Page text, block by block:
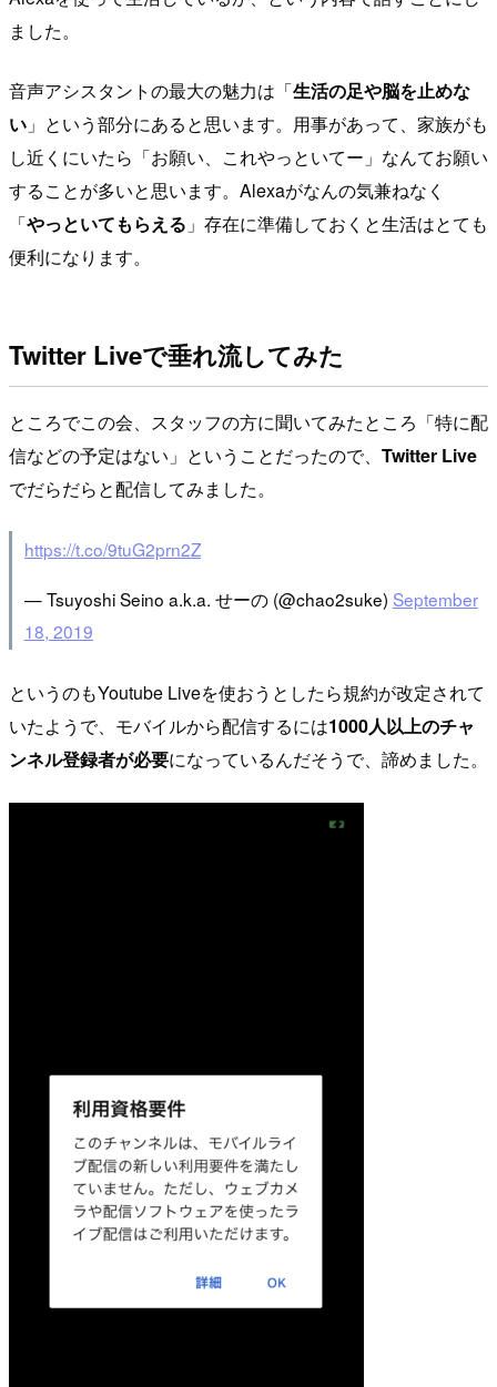
ました。
音声アシスタントの最大の魅力は「生活の足や脳を止めな
い 」という部分にあると思います。用事があって、家族がも
し近くにいたら「お願い、これやっといてー」なんてお願い
することが多いと思います。Alexaがなんの気兼ねなく
「やっといてもらえる 」存在に準備しておくと生活はとても
便利になります。
Twitter Liveで垂れ流してみた
ところでこの会、スタッフの方に聞いてみたところ「特に配
信などの予定はない」ということだったので、 Twitter Live
でだらだらと配信してみました。
https://t.co/9tuG2prn2Z
— Tsuyoshi Seino a.k.a. せーの (@chao2suke) September
18, 2019
というのもYoutube Liveを使おうとしたら規約が改定されて
いたようで、モバイルから配信するには1000人以上のチャ
ンネル登録者が必要になっているんだそうで、諦めました。